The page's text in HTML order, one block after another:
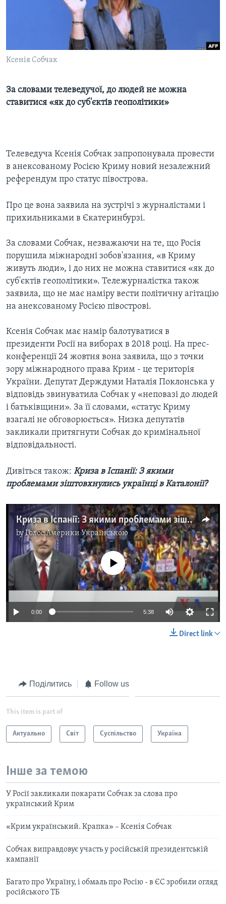
СУСПІЛЬСТВО
ІСТОРІЇ УСПІХУ УКРАЇНЦІВ
БРИФІНГ ГОЛОСУ АМЕРИКИ
ВІКНО В АМЕРИКУ
Learning English
МИ В СОЦМЕРЕЖАХ
Ксенія Собчак
За словами телеведучої, до людей не можна
ставитися «як до суб'єктів геополітики»
Телеведуча Ксенія Собчак запропонувала провести
в анексованому Росією Криму новий незалежний
референдум про статус півострова.
Про це вона заявила на зустрічі з журналістами і
прихильниками в Єкатеринбурзі.
За словами Собчак, незважаючи на те, що Росія
порушила міжнародні зобов'язання, «в Криму
живуть люди», і до них не можна ставитися «як до
суб'єктів геополітики». Тележурналістка також
заявила, що не має наміру вести політичну агітацію
на анексованому Росією півострові.
Ксенія Собчак має намір балотуватися в
президенти Росії на виборах в 2018 році. На прес-
конференції 24 жовтня вона заявила, що з точки
зору міжнародного права Крим - це територія
України. Депутат Держдуми Наталія Поклонська у
відповідь звинуватила Собчак у «неповазі до людей
і батьківщини». За її словами, «статус Криму
взагалі не обговорюється». Низка депутатів
закликали притягнути Собчак до кримінальної
відповідальності.
Дивіться також: Криза в Іспанії: З якими
проблемами зіштовхнулись українці в Каталонії?
Криза в Іспанії: З якими проблемами зіштовхнулись українці в Каталонії? Відео
byГолос Америки Українською
No media source currently available
0:00 5:38
Direct link
Поділитись Follow us
This item is part of
Актуально Світ Суспільство Україна
Інше за темою
У Росії закликали покарати Собчак за слова про
український Крим
«Крим український. Крапка» – Ксенія Собчак
Собчак виправдовує участь у російській президентській
кампанії
Багато про Україну, і обмаль про Росію - в ЄС зробили огляд
російського ТБ